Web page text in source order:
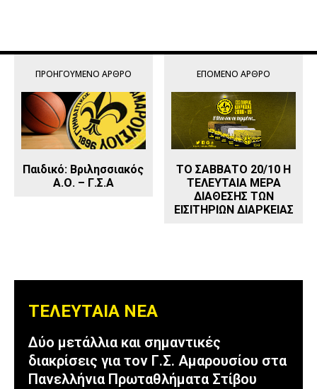
ΠΡΟΗΓΟΎΜΕΝΟ ΆΡΘΡΟ
Παιδικό: Βριλησσιακός
Α.Ο. – Γ.Σ.Α
ΕΠΌΜΕΝΟ ΆΡΘΡΟ
ΤΟ ΣΑΒΒΑΤΟ 20/10 Η
ΤΕΛΕΥΤΑΙΑ ΜΕΡΑ
ΔΙΑΘΕΣΗΣ ΤΩΝ
ΕΙΣΙΤΗΡΙΩΝ ΔΙΑΡΚΕΙΑΣ
ΤΕΛΕΥΤΑΙΑ ΝΕΑ
Δύο μετάλλια και σημαντικές
διακρίσεις για τον Γ.Σ. Αμαρουσίου στα
Πανελλήνια Πρωταθλήματα Στίβου